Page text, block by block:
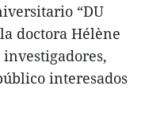
“DU
doctora Hélène
interesados